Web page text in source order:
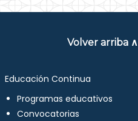
Volver arriba ∧
Educación Continua
Programas educativos
Convocatorias